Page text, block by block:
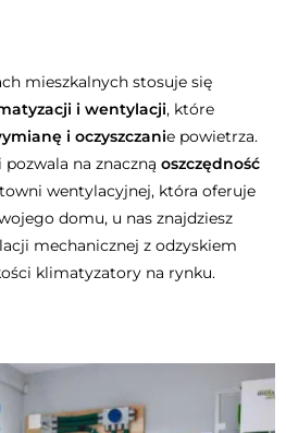
mieszkalnych stosuje się
i wentylacji, które
i oczyszczanie powietrza.
na znaczną oszczędność
wentylacyjnej, która oferuje
domu, u nas znajdziesz
mechanicznej z odzyskiem
klimatyzatory na rynku.